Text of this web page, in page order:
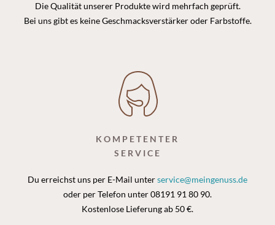
Die Qualität unserer Produkte wird mehrfach geprüft.
Bei uns gibt es keine Geschmacksverstärker oder Farbstoffe.
KOMPETENTER
SERVICE
Du erreichst uns per E-Mail unterservice@meingenuss.de
oder per Telefon unter 08191 91 80 90.
Kostenlose Lieferung ab 50 €.